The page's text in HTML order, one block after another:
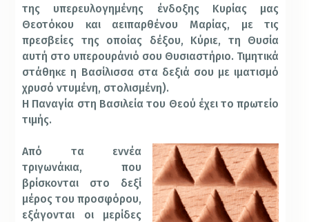
της υπερευλογημένης ένδοξης Κυρίας μας
Θεοτόκου και αειπαρθένου Μαρίας, με τις
πρεσβείες της οποίας δέξου, Κύριε, τη Θυσία
αυτή στο υπερουράνιό σου Θυσιαστήριο. Τιμητικά
στάθηκε η Βασίλισσα στα δεξιά σου με ιματισμό
χρυσό ντυμένη, στολισμένη).
Η Παναγία στη Βασιλεία του Θεού έχει το πρωτείο
τιμής.
Από τα εννέα
τριγωνάκια, που
βρίσκονται στο δεξί
μέρος του προσφόρου,
εξάγονται οι μερίδες